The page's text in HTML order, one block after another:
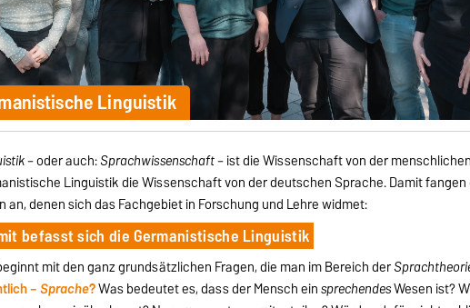
Linguistik
– oder auch:Sprachwissenschaft– ist die Wissenschaft von der
Linguistik die Wissenschaft von der deutschen Sprache. Damit fangen
an, denen sich das Fachgebiet in Forschung und Lehre widmet:
befasst sich die Germanistische Linguistik
mit den ganz grundsätzlichen Fragen, die man im Bereich der
–Sprache?Was bedeutet es, dass der Mensch einsprechendesWesen ist?